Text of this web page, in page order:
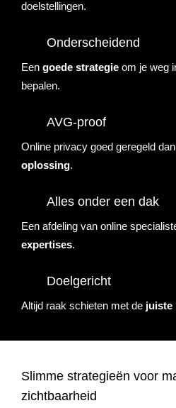
doelstellingen.
Onderscheidend
Een goede strategie om je weg
bepalen.
AVG-proof
Online privacy goed geregeld
oplossing.
Alles onder een dak
Een afdeling van online
expertises.
Doelgericht
Altijd raak schieten met de juiste
Slimme strategieën voor
zichtbaarheid